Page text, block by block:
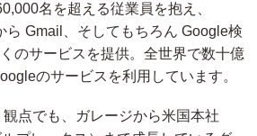
名を超える従業員を抱え、
ら Gmail、そしてもちろん Google検
のサービスを提供。全世界で数十億
のサービスを利用しています。
点でも、ガレージから米国本社